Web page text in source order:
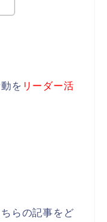
を リーダー活
らの記事をど